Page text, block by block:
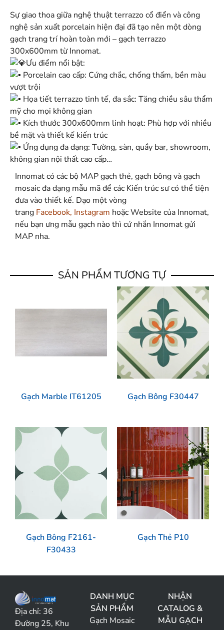
Sự giao thoa giữa nghệ thuật terrazzo cổ điển và công
nghệ sản xuất porcelain hiện đại đã tạo nên một dòng
gạch trang trí hoàn toàn mới – gạch terrazzo
300x600mm từ Innomat.
Ưu điểm nổi bật:
Porcelain cao cấp: Cứng chắc, chống thấm, bền màu
vượt trội
Họa tiết terrazzo tinh tế, đa sắc: Tăng chiều sâu thẩm
mỹ cho mọi không gian
Kích thước 300x600mm linh hoạt: Phù hợp với nhiều
bề mặt và thiết kế kiến trúc
Ứng dụng đa dạng: Tường, sàn, quầy bar, showroom,
không gian nội thất cao cấp…
Innomat có các bộ MAP gạch thẻ, gạch bông và gạch
mosaic đa dạng mẫu mã để các Kiến trúc sư có thể tiện
đưa vào thiết kế. Dạo một vòng
trang Facebook, Instagram hoặc Website của Innomat,
nếu bạn ưng mẫu gạch nào thì cứ nhắn Innomat gửi
MAP nha.
SẢN PHẨM TƯƠNG TỰ
Gạch Marble IT61205 Gạch Bông F30447
Gạch Bông F2161-
F30433
Gạch Thẻ P10
Địa chỉ: 36
Đường 25, Khu
DANH MỤC
SẢN PHẨM
Gạch Mosaic
NHẬN
CATALOG &
MẪU GẠCH